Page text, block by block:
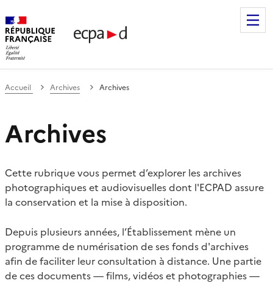
de communication et de production
Accueil Archives Archives
Archives
Cette rubrique vous permet d’explorer les archives
photographiques et audiovisuelles dont l'ECPAD assure
la conservation et la mise à disposition.
Depuis plusieurs années, l’Établissement mène un
programme de numérisation de ses fonds d'archives
afin de faciliter leur consultation à distance. Une partie
de ces documents — films, vidéos et photographies —